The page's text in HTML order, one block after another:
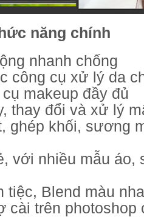
năng chính
nhanh chống
công cụ xử lý da
makeup đầy đủ
thay đổi và xử lý
ghép khối, sương
với nhiều mẫu áo,
tiệc, Blend màu
cài trên